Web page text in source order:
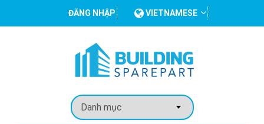
ĐĂNG NHẬP VIETNAMESE